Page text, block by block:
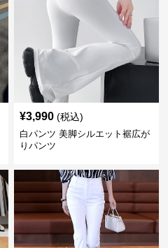
¥3,990 (税込)
白パンツ 美脚シルエット裾広が
りパンツ